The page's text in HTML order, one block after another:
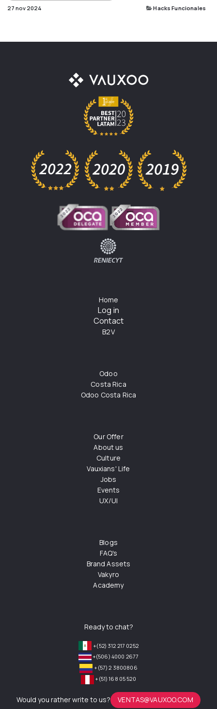
27 nov 2024 Hacks Funcionales
Home
Log in
Contact
B2V
Odoo
Costa Rica
Odoo Costa Rica
Our Offer
About us
Culture
Vauxians' Life
Jobs
Events
UX/UI
Blogs
FAQ's
Brand Assets
Vakyro
Academy
Ready to chat?
+(52) 312 217 0252
+(506) 4000 2677
+(57) 2 3800806
+(51) 168 05 520
Would you rather write to us? VENTAS@VAUXOO.COM